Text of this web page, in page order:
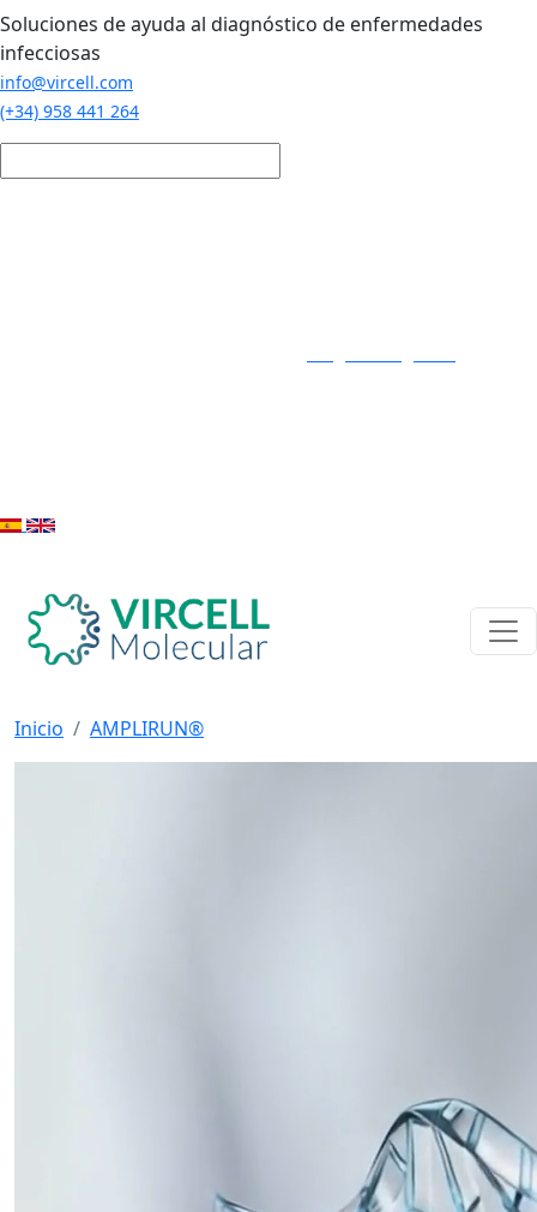
Pasar al contenido principal
Soluciones de ayuda al diagnóstico de enfermedades
infecciosas
info@vircell.com
(+34) 958 441 264
Inicio AMPLIRUN®